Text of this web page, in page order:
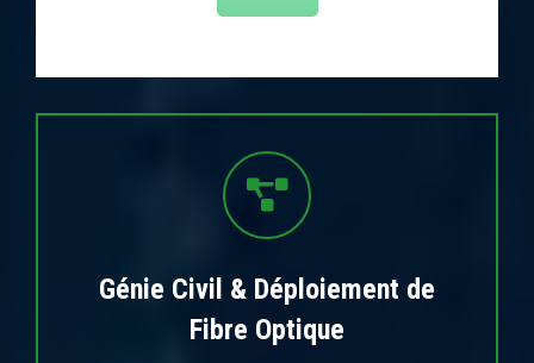
Génie Civil & Déploiement de
Fibre Optique